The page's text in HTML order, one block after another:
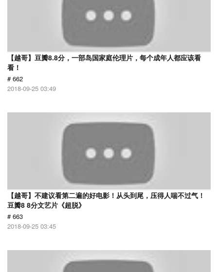
【越哥】豆瓣8.8分，一部岛国家庭伦理片，每个成年人都应该看
看！
# 662
2018-09-25 03:49
【越哥】不建议看第二遍的好电影！从头到尾，压得人喘不过气！
豆瓣8 8分文艺片《超脱》
# 663
2018-09-25 03:45